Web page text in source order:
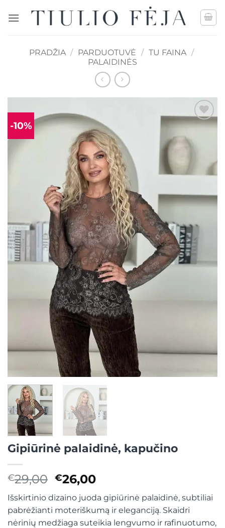
PRADŽIA / PARDUOTUVĖ / TU FAINA /
PALAIDINĖS
-10%
Gipiūrinė palaidinė, kapučino
€29,00 Original
price
was:
€29,00.
€26,00Current
price
is:
€26,00.
Išskirtinio dizaino juoda gipiūrinė palaidinė, subtiliai
pabrėžianti moteriškumą ir eleganciją. Skaidri
nėrinių medžiaga suteikia lengvumo ir rafinuotumo,